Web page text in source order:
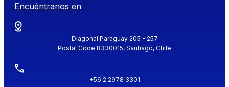
Encuéntranos en
Diagonal Paraguay 205 - 257
Postal Code 8330015, Santiago, Chile
+56 2 2978 3301